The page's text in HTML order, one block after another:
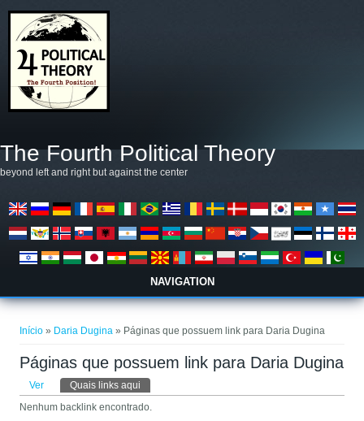
The Fourth Political Theory
beyond left and right but against the center
NAVIGATION
Início » Daria Dugina » Páginas que possuem link para Daria Dugina
Páginas que possuem link para Daria Dugina
Abas primárias
Ver Quais links aqui
Nenhum backlink encontrado.